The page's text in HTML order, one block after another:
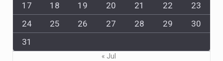
17
18 19 20 21 22
23
24
25 26 27 28 29
30
31
« Jul